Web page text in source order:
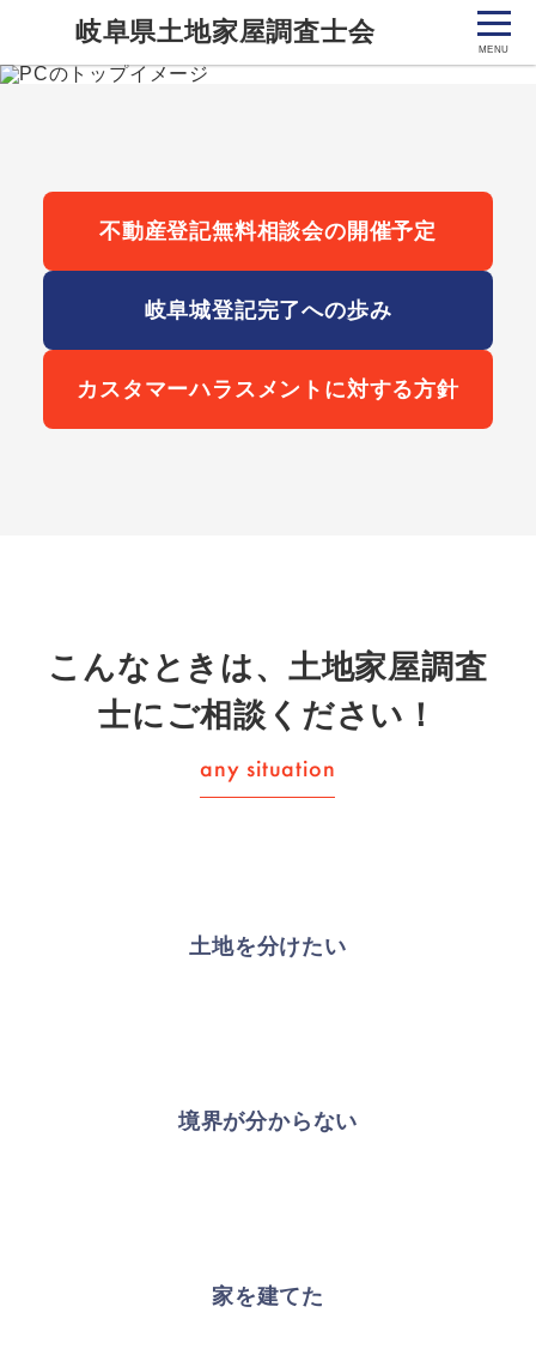
岐阜県土地家屋調査士会
不動産登記無料相談会の開催予定
岐阜城登記完了への歩み
カスタマーハラスメントに対する方針
こんなときは、土地家屋調査
士にご相談ください！
土地を分けたい
境界が分からない
家を建てた